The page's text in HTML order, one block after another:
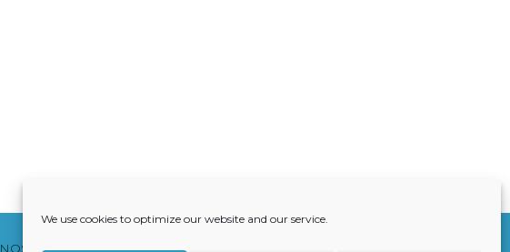
We use cookies to optimize our website and our service.
NOS SOLUTIONS ACTUALITÉS